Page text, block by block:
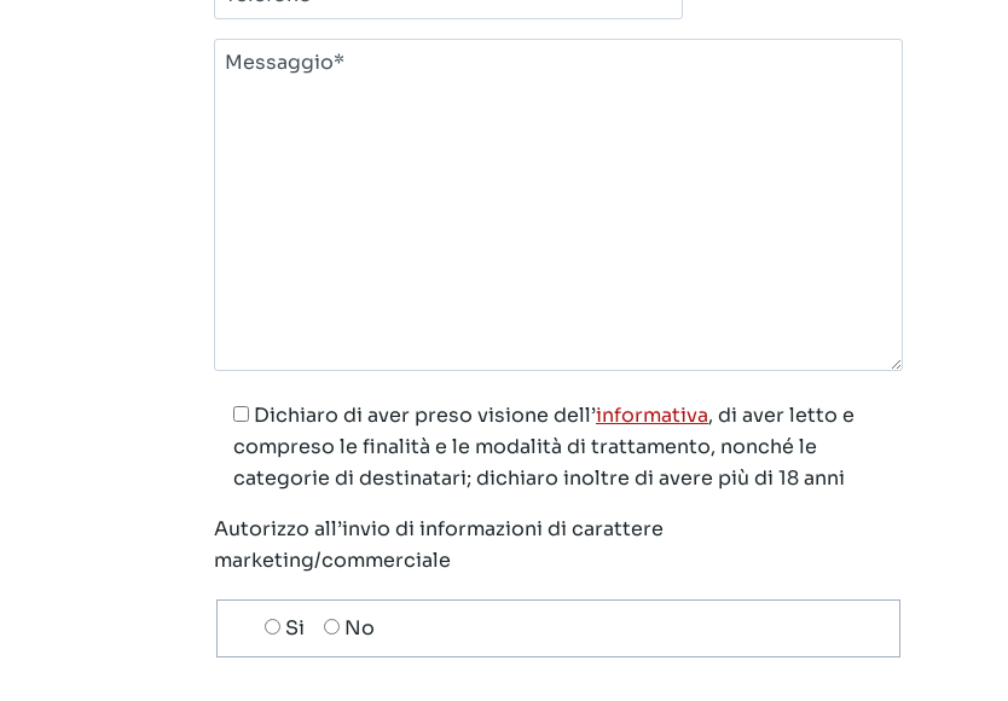
Messaggio*
Dichiaro di aver preso visione dell’informativa, di aver letto e
compreso le finalità e le modalità di trattamento, nonché le
categorie di destinatari; dichiaro inoltre di avere più di 18 anni
Autorizzo all’invio di informazioni di carattere
marketing/commerciale
Scelta
invio
Si No